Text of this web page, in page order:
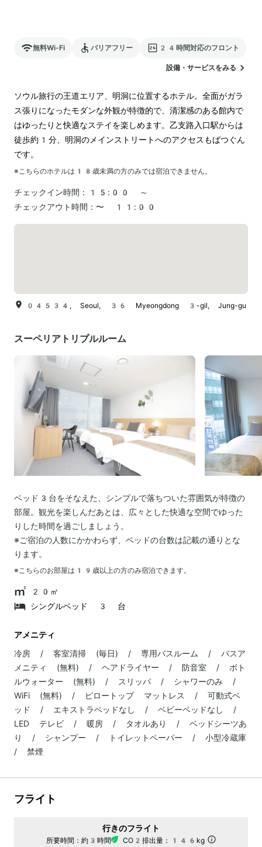
無料Wi-Fi バリアフリー 24時間対応のフロント
設備・サービスをみる
ソウル旅行の王道エリア、明洞に位置するホテル。全面がガラ
ス張りになったモダンな外観が特徴的で、清潔感のある館内で
はゆったりと快適なステイを楽しめます。乙支路入口駅からは
徒歩約1分、明洞のメインストリートへのアクセスもばつぐん
です。
※こちらのホテルは 18 歳未満の方のみでは宿泊できません。
チェックイン時間：
15:00 ～
チェックアウト時間： 〜 11:00
04534, Seoul, 36 Myeongdong 3-gil, Jung-gu
スーペリアトリプルルーム
ベッド3台をそなえた、シンプルで落ちついた雰囲気が特徴の
部屋。観光を楽しんだあとは、広々とした快適な空間でゆった
りした時間を過ごしましょう。
※ご宿泊の人数にかかわらず、ベッドの台数は記載の通りとな
ります。
※こちらのお部屋は 19 歳以上の方のみ宿泊できます。
20㎡
シングルベッド 3 台
アメニティ
冷房 / 客室清掃 (毎日) / 専用バスルーム / バスア
メニティ (無料) / ヘアドライヤー / 防音室 / ボト
ルウォーター (無料) / スリッパ / シャワーのみ /
WiFi (無料) / ピロートップ マットレス / 可動式ベ
ッド / エキストラベッドなし / ベビーベッドなし /
LED テレビ / 暖房 / タオルあり / ベッドシーツあ
り / シャンプー / トイレットペーパー / 小型冷蔵庫
/ 禁煙
フライト
行きのフライト
所要時間： 約3時間 CO2排出量： 146kg